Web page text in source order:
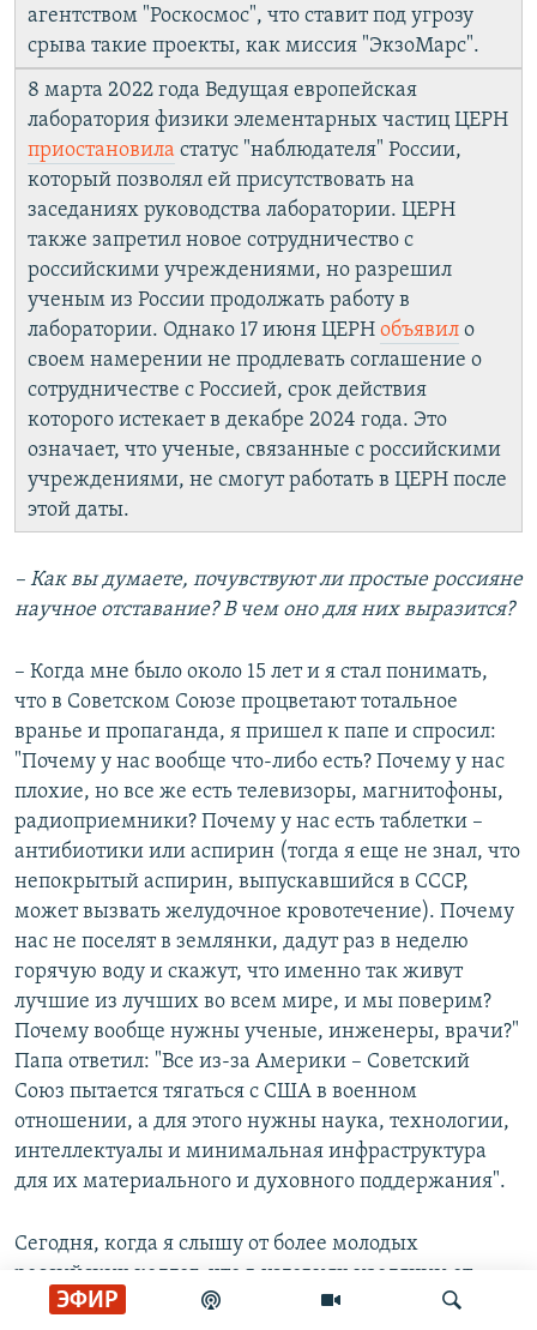
ЭФИР
агентством "Роскосмос", что ставит под угрозу
срыва такие проекты, как миссия "ЭкзоМарс".
8 марта 2022 года Ведущая европейская
лаборатория физики элементарных частиц ЦЕРН
приостановила статус "наблюдателя" России,
который позволял ей присутствовать на
заседаниях руководства лаборатории. ЦЕРН
также запретил новое сотрудничество с
российскими учреждениями, но разрешил
ученым из России продолжать работу в
лаборатории. Однако 17 июня ЦЕРН объявил о
своем намерении не продлевать соглашение о
сотрудничестве с Россией, срок действия
которого истекает в декабре 2024 года. Это
означает, что ученые, связанные с российскими
учреждениями, не смогут работать в ЦЕРН после
этой даты.
– Как вы думаете, почувствуют ли простые россияне
научное отставание? В чем оно для них выразится?
– Когда мне было около 15 лет и я стал понимать,
что в Советском Союзе процветают тотальное
вранье и пропаганда, я пришел к папе и спросил:
"Почему у нас вообще что-либо есть? Почему у нас
плохие, но все же есть телевизоры, магнитофоны,
радиоприемники? Почему у нас есть таблетки –
антибиотики или аспирин (тогда я еще не знал, что
непокрытый аспирин, выпускавшийся в СССР,
может вызвать желудочное кровотечение). Почему
нас не поселят в землянки, дадут раз в неделю
горячую воду и скажут, что именно так живут
лучшие из лучших во всем мире, и мы поверим?
Почему вообще нужны ученые, инженеры, врачи?"
Папа ответил: "Все из-за Америки – Советский
Союз пытается тягаться с США в военном
отношении, а для этого нужны наука, технологии,
интеллектуалы и минимальная инфраструктура
для их материального и духовного поддержания".
Сегодня, когда я слышу от более молодых
российских коллег, что в условиях изоляции от
Запада, чтобы сохранить какую-то научную